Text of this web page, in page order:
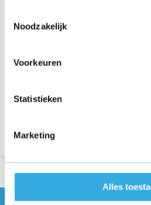
Noodzakelijk
Voorkeuren
Statistieken
Marketing
Alles